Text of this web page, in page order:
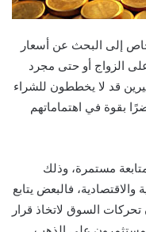
إلى البحث عن أسعار
الزواج أو حتى مجرد
قد لا يخططون للشراء
بقوة في اهتماماتهم
مستمرة، وذلك
فالبعض يتابع
السوق لاتخاذ قرار